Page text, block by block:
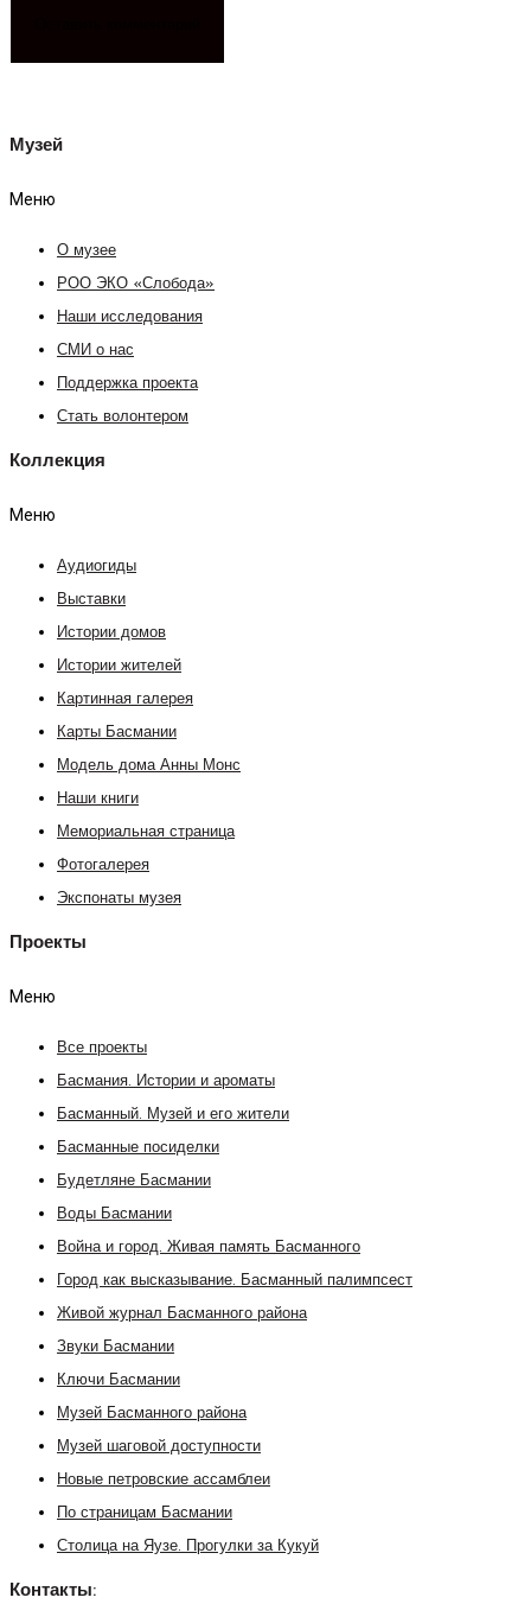
Музей
Меню
О музее
РОО ЭКО «Слобода»
Наши исследования
СМИ о нас
Поддержка проекта
Стать волонтером
Коллекция
Меню
Аудиогиды
Выставки
Истории домов
Истории жителей
Картинная галерея
Карты Басмании
Модель дома Анны Монс
Наши книги
Мемориальная страница
Фотогалерея
Экспонаты музея
Проекты
Меню
Все проекты
Басмания. Истории и ароматы
Басманный. Музей и его жители
Басманные посиделки
Будетляне Басмании
Воды Басмании
Война и город. Живая память Басманного
Город как высказывание. Басманный палимпсест
Живой журнал Басманного района
Звуки Басмании
Ключи Басмании
Музей Басманного района
Музей шаговой доступности
Новые петровские ассамблеи
По страницам Басмании
Столица на Яузе. Прогулки за Кукуй
Контакты: